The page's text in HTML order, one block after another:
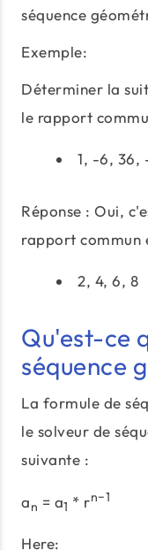
séquence
Exemple:
Déterminer la
le rapport
1, -6, 36,
Réponse : Oui,
rapport commun
2, 4, 6, 8
Qu'est-ce
séquence
La formule de
le solveur de
suivante :
an = a1 * rn−1
Here: